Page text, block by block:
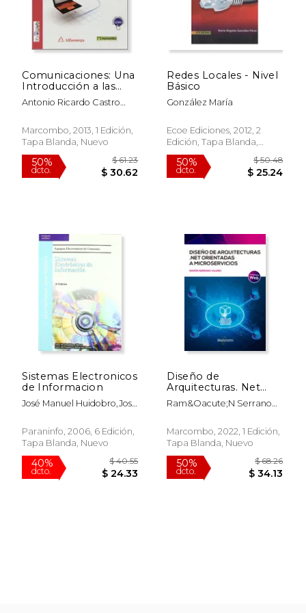
Comunicaciones: Una
Introducción a las
Redes Digitales de
Transmisión de Datos
Antonio Ricardo Castro
Marcombo, 2013, 1 Edición,
Tapa Blanda, Nuevo
50%
dcto. $ 30.62
Redes Locales - Nivel
Básico
González María
Ecoe Ediciones, 2012, 2
Edición, Tapa Blanda,
Nuevo
50%
dcto.
Sistemas Electronicos
de Informacion
José Manuel Huidobro,José
Busto
Paraninfo, 2006, 6 Edición,
Tapa Blanda, Nuevo
Diseño de
Arquitecturas. Net
Orientadas a
Microservicios
Ram&Oacute;N Serrano
Marcombo, 2022, 1 Edición,
Tapa Blanda, Nuevo